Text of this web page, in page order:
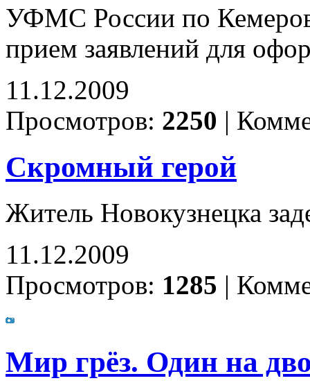
УФМС России по
прием заявлений для
11.12.2009
Просмотров: 2250 |
Скромный герой
Житель Новокузнецка
11.12.2009
Просмотров: 1285 |
Мир грёз. Один на